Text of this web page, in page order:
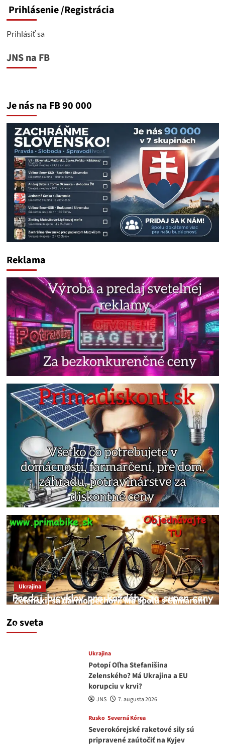
Prihlásenie/Registrácia
Prihlásiť sa
JNS na FB
Je nás na FB 90 000
Reklama
Zo sveta
Ukrajina
Zelenskij sa darmo pechorí. Má spolu s Chmarom
medvedar
Ukrajina
Potopí Oľha Stefanišina
Zelenského? Má Ukrajina a EU
korupciu v krvi?
JNS 7. augusta 2026
Rusko Severná Kórea
Severokórejské raketové sily sú
pripravené zaútočiť na Kyjev